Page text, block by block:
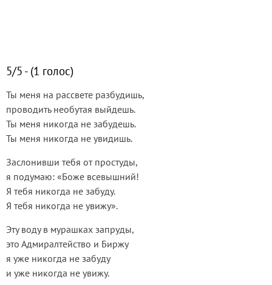
5/5 - (1 голос)
Ты меня на рассвете разбудишь,
проводить необутая выйдешь.
Ты меня никогда не забудешь.
Ты меня никогда не увидишь.
Заслонивши тебя от простуды,
я подумаю: «Боже всевышний!
Я тебя никогда не забуду.
Я тебя никогда не увижу».
Эту воду в мурашках запруды,
это Адмиралтейство и Биржу
я уже никогда не забуду
и уже никогда не увижу.